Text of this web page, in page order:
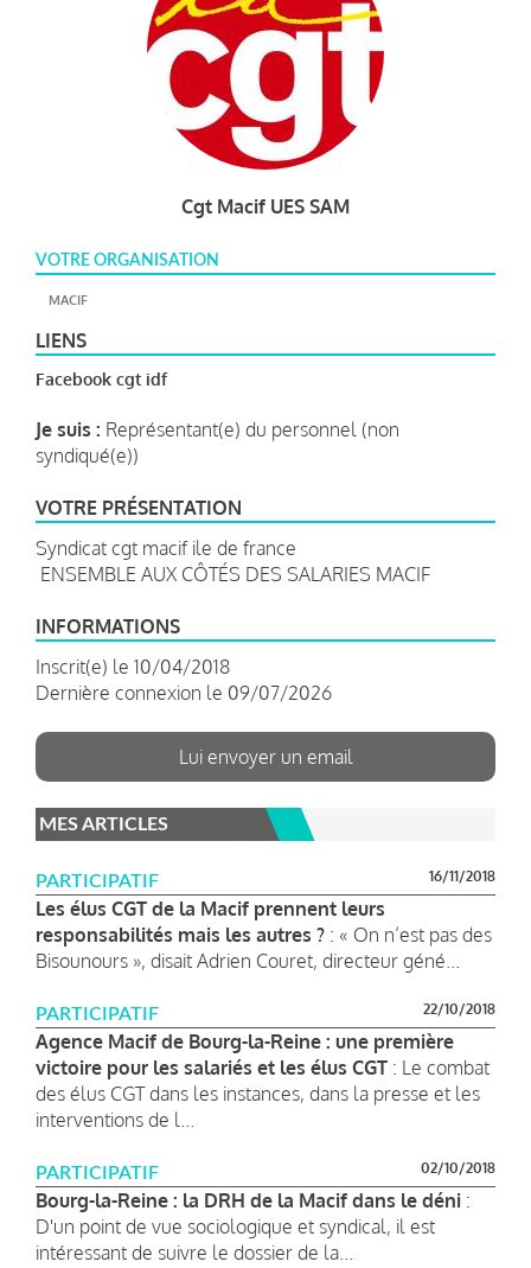
Cgt Macif UES SAM
VOTRE ORGANISATION
MACIF
LIENS
Facebook cgt idf
Je suis : Représentant(e) du personnel (non
syndiqué(e))
VOTRE PRÉSENTATION
Syndicat cgt macif ile de france
ENSEMBLE AUX CÔTÉS DES SALARIES MACIF
INFORMATIONS
Inscrit(e) le 10/04/2018
Dernière connexion le 09/07/2026
Lui envoyer un email
MES ARTICLES
PARTICIPATIF 16/11/2018
Les élus CGT de la Macif prennent leurs
responsabilités mais les autres ? : « On n’est pas des
Bisounours », disait Adrien Couret, directeur géné...
PARTICIPATIF 22/10/2018
Agence Macif de Bourg-la-Reine : une première
victoire pour les salariés et les élus CGT : Le combat
des élus CGT dans les instances, dans la presse et les
interventions de l...
PARTICIPATIF 02/10/2018
Bourg-la-Reine : la DRH de la Macif dans le déni :
D'un point de vue sociologique et syndical, il est
intéressant de suivre le dossier de la...